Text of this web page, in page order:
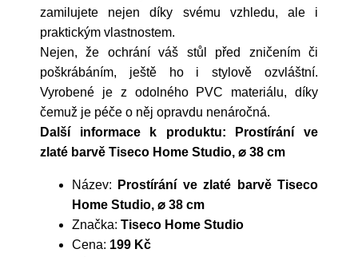
zamilujete nejen díky svému vzhledu, ale i
praktickým vlastnostem.
Nejen, že ochrání váš stůl před zničením či
poškrábáním, ještě ho i stylově ozvláštní.
Vyrobené je z odolného PVC materiálu, díky
čemuž je péče o něj opravdu nenáročná.
Další informace k produktu: Prostírání ve
zlaté barvě Tiseco Home Studio, ⌀ 38 cm
Název:
Prostírání ve zlaté barvě Tiseco
Home Studio, ⌀ 38 cm
Značka: Tiseco Home Studio
Cena: 199 Kč